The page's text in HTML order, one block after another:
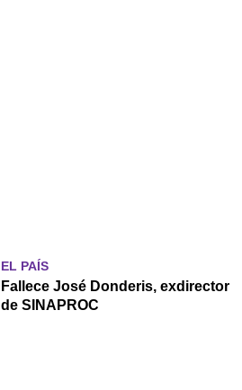
EL PAÍS
Fallece José Donderis, exdirector
de SINAPROC